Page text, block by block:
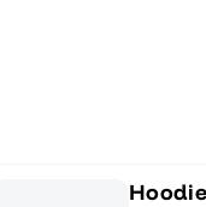
Hoodie